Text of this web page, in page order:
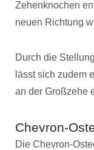
Zehenknochen
neuen Richtung
Durch die
lässt sich zudem
an der Großzehe
Chevron-
Die Chevron-